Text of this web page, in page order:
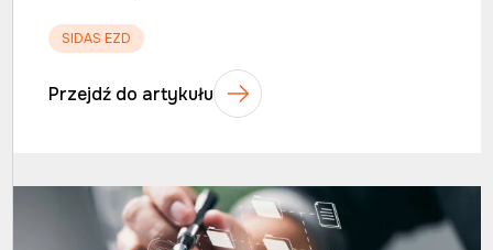
SIDAS EZD
Przejdź do artykułu